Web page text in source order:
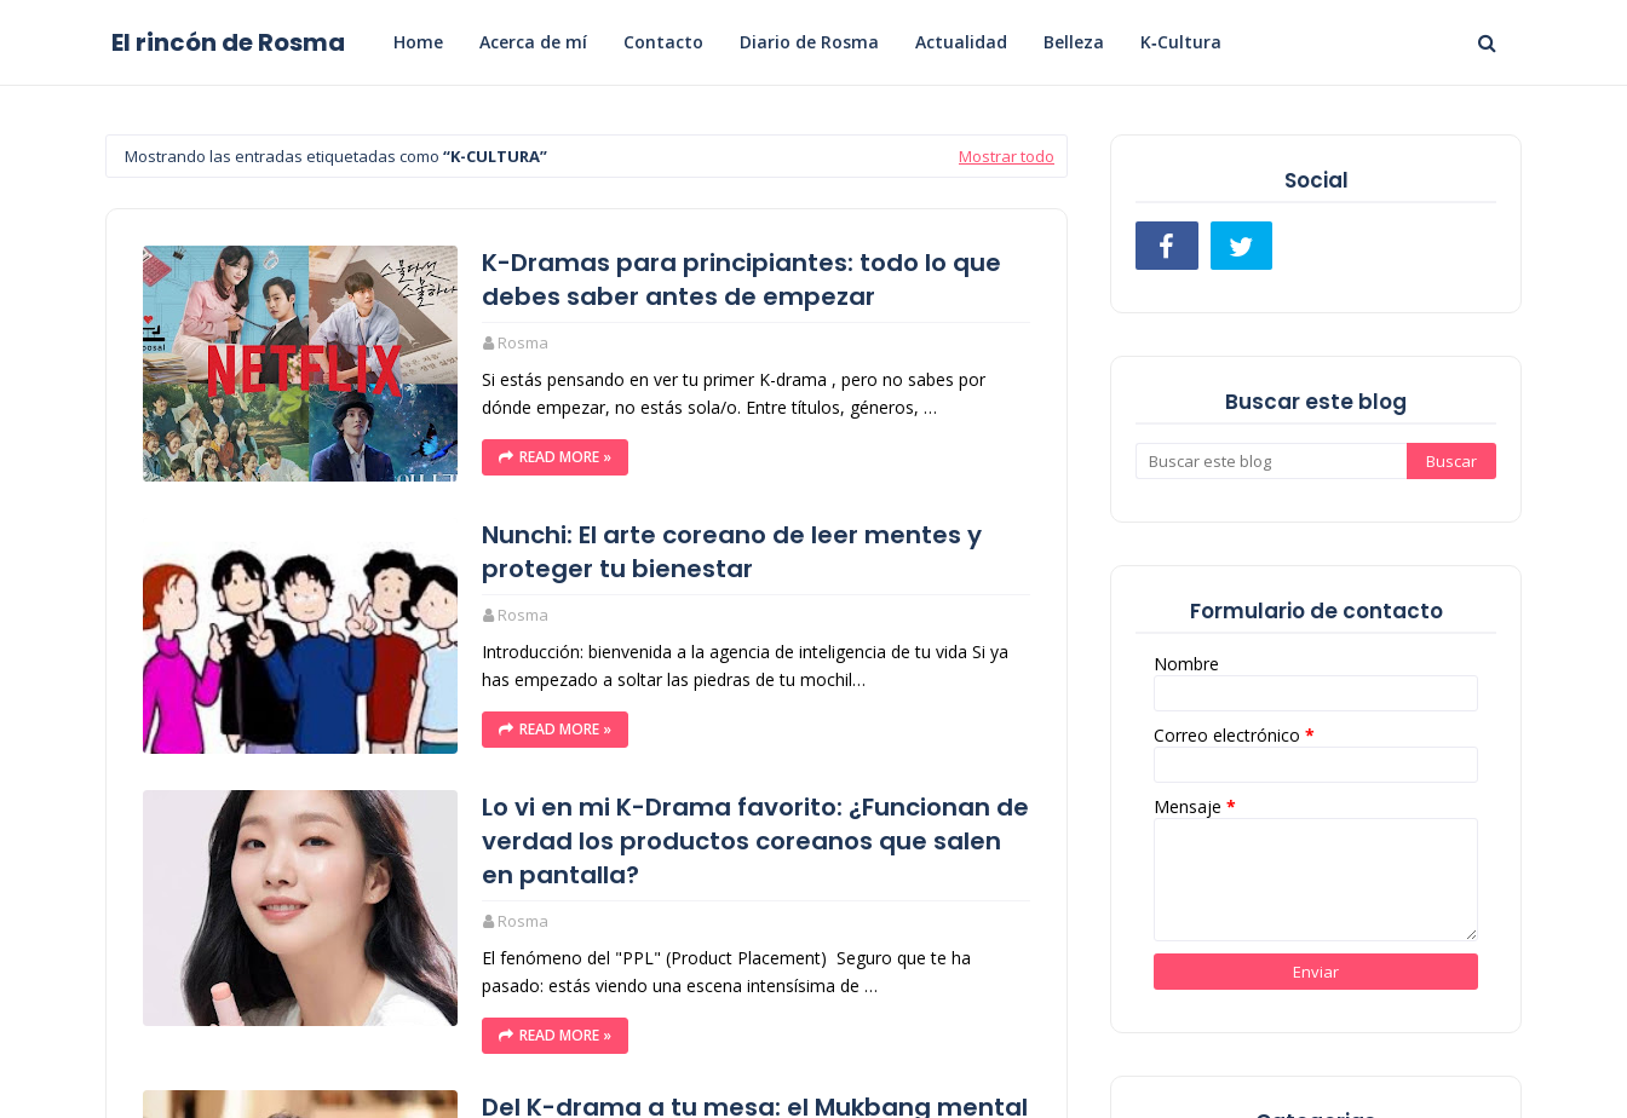
El rincón de Rosma Home Acerca de mí Contacto Diario de Rosma Actualidad Belleza K‑Cultura
Mostrando las entradas etiquetadas como K-CULTURA Mostrar todo
K-Dramas para principiantes: todo lo que
debes saber antes de empezar
Rosma
Si estás pensando en ver tu primer K-drama , pero no sabes por
dónde empezar, no estás sola/o. Entre títulos, géneros, …
READ MORE »
Nunchi: El arte coreano de leer mentes y
proteger tu bienestar
Rosma
Introducción: bienvenida a la agencia de inteligencia de tu vida Si ya
has empezado a soltar las piedras de tu mochil…
READ MORE »
Lo vi en mi K-Drama favorito: ¿Funcionan de
verdad los productos coreanos que salen
en pantalla?
Rosma
El fenómeno del "PPL" (Product Placement) Seguro que te ha
pasado: estás viendo una escena intensísima de …
READ MORE »
Del K-drama a tu mesa: el Mukbang mental
Social
Buscar este blog
Formulario de contacto
Nombre
Correo electrónico *
Mensaje *